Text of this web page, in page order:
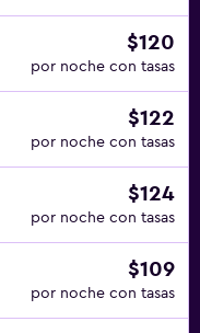
$120
por noche con tasas
$122
por noche con tasas
$124
por noche con tasas
$109
por noche con tasas